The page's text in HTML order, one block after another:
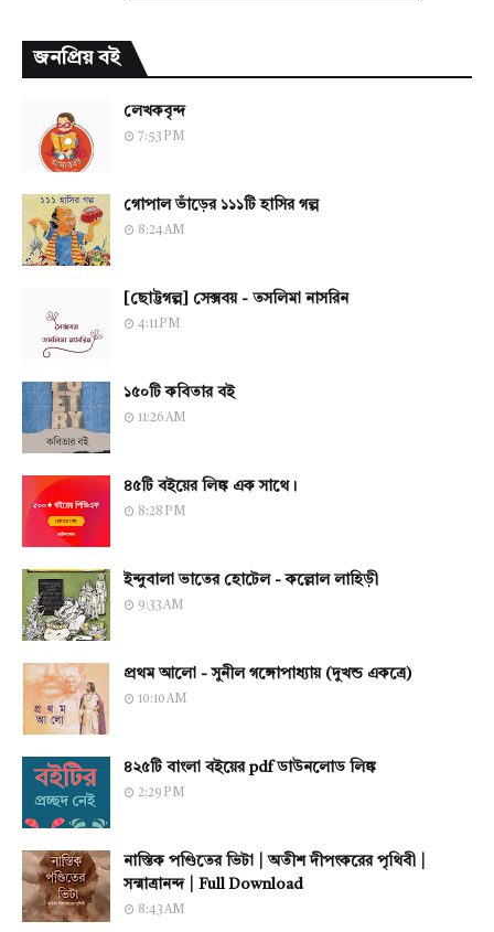
জনপ্রিয় বই
লেখকবৃন্দ
7:53 PM
গোপাল ভাঁড়ের ১১১টি হাসির গল্প
8:24 AM
[ছোট্টগল্প] সেক্সবয় - তসলিমা নাসরিন
4:11 PM
১৫০টি কবিতার বই
11:26 AM
৪৫টি বইয়ের লিঙ্ক এক সাথে।
8:28 PM
ইন্দুবালা ভাতের হোটেল - কল্লোল লাহিড়ী
9:33 AM
প্রথম আলো - সুনীল গঙ্গোপাধ্যায় (দুখন্ড একত্রে)
10:10 AM
৪২৫টি বাংলা বইয়ের pdf ডাউনলোড লিঙ্ক
2:29 PM
নাস্তিক পণ্ডিতের ভিটা | অতীশ দীপংকরের পৃথিবী |
সন্মাত্রানন্দ | Full Download
8:43 AM